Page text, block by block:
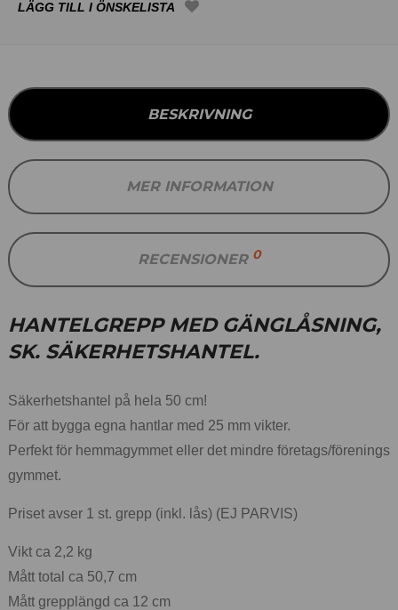
BESKRIVNING
MER INFORMATION
RECENSIONER 0
HANTELGREPP MED GÄNGLÅSNING,
SK. SÄKERHETSHANTEL.
Säkerhetshantel på hela 50 cm!
För att bygga egna hantlar med 25 mm vikter.
Perfekt för hemmagymmet eller det mindre företags/förenings
gymmet.
Priset avser 1 st. grepp (inkl. lås) (EJ PARVIS)
Vikt ca 2,2 kg
Mått total ca 50,7 cm
Mått grepplängd ca 12 cm